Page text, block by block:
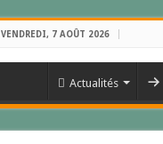
VENDREDI, 7 AOÛT 2026
Actualités